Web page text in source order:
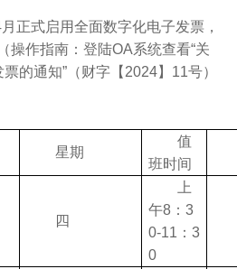
正式启用全面数字化电子发票，
操作指南：登陆OA系统查看“关
的通知”（财字【2024】11号）
星期
值
班时间
四
上
午8：3
0-11：3
0